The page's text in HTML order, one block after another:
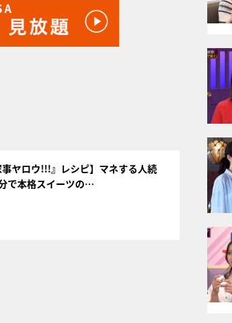
事ヤロウ!!!』レシピ】マネする人続
で本格スイーツの…